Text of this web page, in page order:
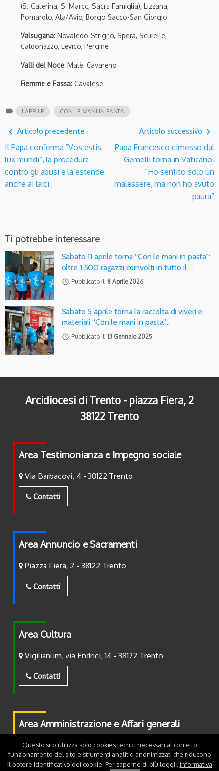
(S. Caterina, S. Marco, Sacra Famiglia), Lizzana,
Pomarolo, Ala/Avio, Borgo Sacco-San Giorgio
Valsugana: Novaledo, Strigno, Spera, Scurelle,
Caldonazzo, Levico, Pergine
Valli del Noce: Malè, Cavareno
Fiemme e Fassa: Cavalese
label 1 APRILE CON LE MANI IN PASTA
navigate_before Articolo precedente
Il Papa conferma “Vos estis
lux mundi”, la procedura
contro gli abusi e la estende
anche ai laici
Articolo successivo navigate_next
Papa Francesco dimesso dal
Gemelli torna in Vaticano.
”Ho sentito solo un
malessere, ma non ho avuto
paura”
Ti potrebbe interessare
Sabato 11 aprile torna “Con le mani in pasta”:
oltre 1.500 ragazzi coinvolti in tutto il …
access_time Pubblicato il: 8 Aprile 2026
Sabato 5 aprile torna la raccolta di viveri e
materiali “Con le mani in pasta”…
access_time Pubblicato il: 13 Gennaio 2025
Arcidiocesi di Trento - piazza Fiera, 2
38122 Trento
Area Testimonianza e Impegno sociale
Via Barbacovi, 4 - 38122 Trento
Contatti
Area Annuncio e Sacramenti
Piazza Fiera, 2 - 38122 Trento
Contatti
Area Cultura
Vigilianum, via Endrici, 14 - 38122 Trento
Contatti
Area Amministrazione e Affari generali
Piazza Fiera, 2 - 38122 Trento
Contatti
Questo sito utilizza solo cookies tecnici necessari al corretto
funzionamento del sito e strumenti analitici anonimizzati che riducono
il potere identificativo dei cookie. Per saperne di più leggi l'informativa